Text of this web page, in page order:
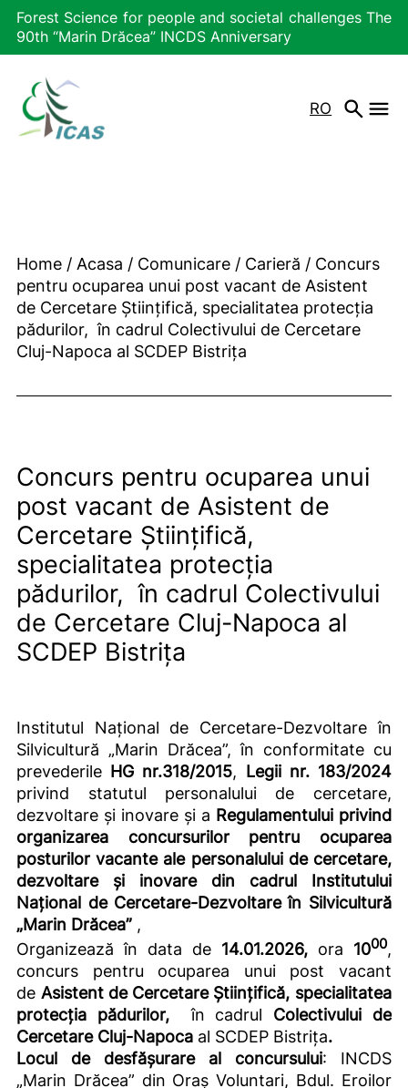
Forest Science for people and societal challenges The
90th “Marin Drăcea” INCDS Anniversary
RO
Home / Acasa / Comunicare / Carieră / Concurs
pentru ocuparea unui post vacant de Asistent
de Cercetare Științifică, specialitatea protecția
pădurilor, în cadrul Colectivului de Cercetare
Cluj-Napoca al SCDEP Bistrița
Concurs pentru ocuparea unui
post vacant de Asistent de
Cercetare Științifică,
specialitatea protecția
pădurilor, în cadrul Colectivului
de Cercetare Cluj-Napoca al
SCDEP Bistrița
Institutul Național de Cercetare-Dezvoltare în
Silvicultură „Marin Drăcea”, în conformitate cu
prevederile HG nr.318/2015, Legii nr. 183/2024
privind statutul personalului de cercetare,
dezvoltare și inovare și a Regulamentului privind
organizarea concursurilor pentru ocuparea
posturilor vacante ale personalului de cercetare,
dezvoltare și inovare din cadrul Institutului
Național de Cercetare-Dezvoltare în Silvicultură
„Marin Drăcea” ,
Organizează în data de 14.01.2026,ora 1000,
concurs pentru ocuparea unui post vacant
de Asistent de Cercetare Științifică, specialitatea
protecția pădurilor,în cadrul Colectivului de
Cercetare Cluj-Napoca al SCDEP Bistrița.
Locul de desfășurare al concursului: INCDS
„Marin Drăcea” din Oraș Voluntari, Bdul. Eroilor